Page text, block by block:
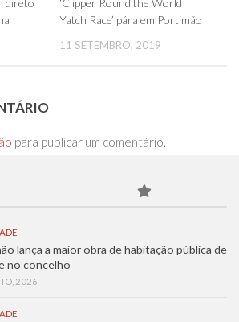
Yatch Race’ pára em Portimão
11 SETEMBRO, 2019
para publicar um comentário.
lança a maior obra de habitação pública de
no concelho
2026